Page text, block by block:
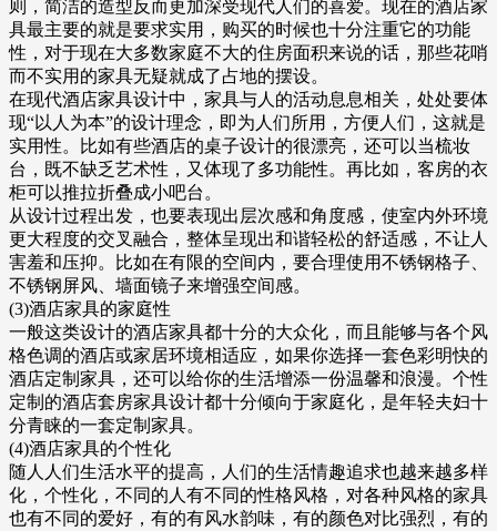
则，简洁的造型反而更加深受现代人们的喜爱。现在的酒店家
具最主要的就是要求实用，购买的时候也十分注重它的功能
性，对于现在大多数家庭不大的住房面积来说的话，那些花哨
而不实用的家具无疑就成了占地的摆设。
在现代酒店家具设计中，家具与人的活动息息相关，处处要体
现“以人为本”的设计理念，即为人们所用，方便人们，这就是
实用性。比如有些酒店的桌子设计的很漂亮，还可以当梳妆
台，既不缺乏艺术性，又体现了多功能性。再比如，客房的衣
柜可以推拉折叠成小吧台。
从设计过程出发，也要表现出层次感和角度感，使室内外环境
更大程度的交叉融合，整体呈现出和谐轻松的舒适感，不让人
害羞和压抑。比如在有限的空间内，要合理使用不锈钢格子、
不锈钢屏风、墙面镜子来增强空间感。
(3)酒店家具的家庭性
一般这类设计的酒店家具都十分的大众化，而且能够与各个风
格色调的酒店或家居环境相适应，如果你选择一套色彩明快的
酒店定制家具，还可以给你的生活增添一份温馨和浪漫。个性
定制的酒店套房家具设计都十分倾向于家庭化，是年轻夫妇十
分青睐的一套定制家具。
(4)酒店家具的个性化
随人人们生活水平的提高，人们的生活情趣追求也越来越多样
化，个性化，不同的人有不同的性格风格，对各种风格的家具
也有不同的爱好，有的有风水韵味，有的颜色对比强烈，有的